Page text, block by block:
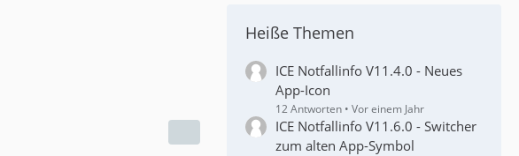
Heiße Themen
ICE Notfallinfo V11.4.0 - Neues
App-Icon
12 Antworten Vor einem Jahr
ICE Notfallinfo V11.6.0 - Switcher
zum alten App-Symbol